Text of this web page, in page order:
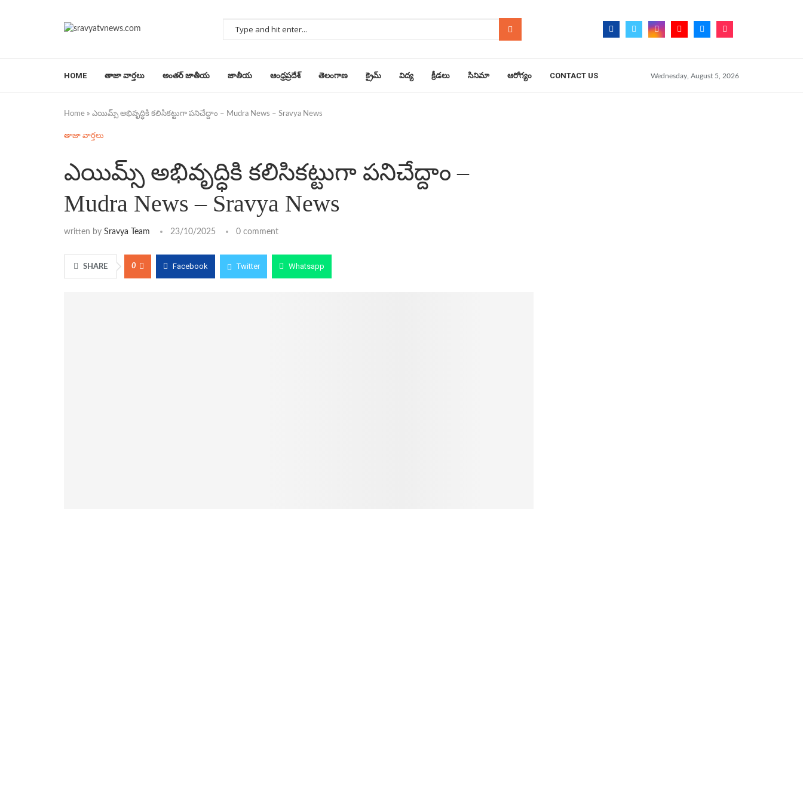
HOME తాజా వార్తలు అంతర్ జాతీయ జాతీయ ఆంధ్రప్రదేశ్ తెలంగాణ క్రైమ్ విద్య క్రీడలు సినిమా ఆరోగ్యం CONTACT US Wednesday, August 5, 2026
Home » ఎయిమ్స్ అభివృద్ధికి కలిసికట్టుగా పనిచేద్దాం – Mudra News – Sravya News
తాజా వార్తలు
ఎయిమ్స్ అభివృద్ధికి కలిసికట్టుగా పనిచేద్దాం –
Mudra News – Sravya News
written by Sravya Team 23/10/2025 0 comment
SHARE 0 Facebook Twitter Whatsapp